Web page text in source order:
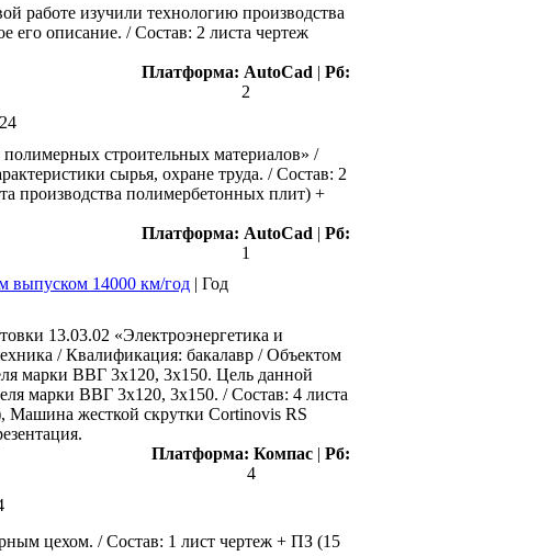
работе изучили технологию производства
его описание. / Состав: 2 листа чертеж
Платформа: AutoCad | Рб:
2
строительных материалов» /
сырья, охране труда. / Состав: 2
производства полимербетонных плит) +
Платформа: AutoCad | Рб:
1
выпуском 14000 км/год | Год
13.03.02 «Электроэнергетика и
/ Квалификация: бакалавр / Объектом
марки ВВГ 3х120, 3х150. Цель данной
марки ВВГ 3х120, 3х150. / Состав: 4 листа
Машина жесткой скрутки Cortinovis RS
Платформа: Компас | Рб:
4
цехом. / Состав: 1 лист чертеж + ПЗ (15